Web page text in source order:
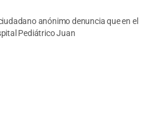
anónimo denuncia que en el
Pediátrico Juan